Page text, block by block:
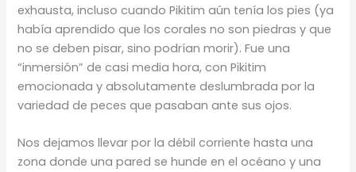
exhausta, incluso cuando Pikitim aún tenía los pies (ya
había aprendido que los corales no son piedras y que
no se deben pisar, sino podrían morir). Fue una
“inmersión” de casi media hora, con Pikitim
emocionada y absolutamente deslumbrada por la
variedad de peces que pasaban ante sus ojos.
Nos dejamos llevar por la débil corriente hasta una
zona donde una pared se hunde en el océano y una